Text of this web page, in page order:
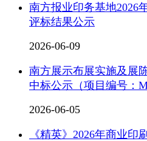
南方报业印务基地2026
评标结果公示
2026-06-09
南方展示布展实施及展
中标公示（项目编号：
2026-06-05
《精英》2026年商业印